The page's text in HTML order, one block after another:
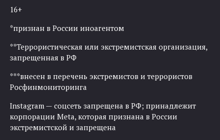
16+
*признан в России иноагентом
**Террористическая или экстремистская организация,
запрещенная в РФ
***внесен в перечень экстремистов и террористов
Росфинмониторинга
Instagram — соцсеть запрещена в РФ; принадлежит
корпорации Meta, которая признана в России
экстремистской и запрещена